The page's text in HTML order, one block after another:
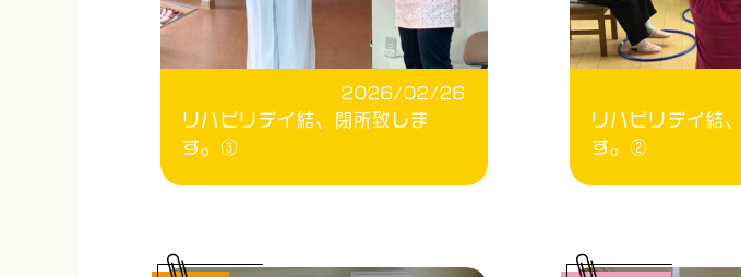
2026/02/26
リハビリデイ結、閉所致しま
す。③
リハビリデイ結
す。②